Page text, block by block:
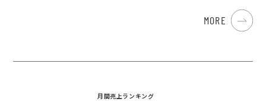
MORE
月間売上ランキング